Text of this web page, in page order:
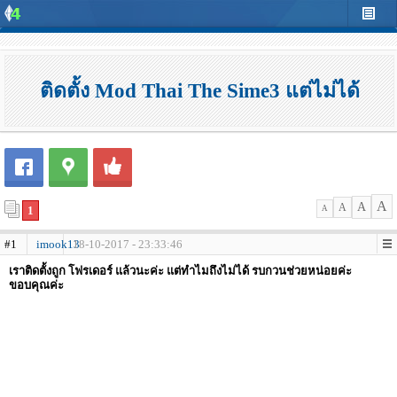
ติดตั้ง Mod Thai The Sime3 แต่ไม่ได้
1 A A A A
#1 imook1318-10-2017 - 23:33:46
เราติดตั้งถูก โฟรเดอร์ แล้วนะค่ะ แต่ทำไมถึงไม่ได้ รบกวนช่วยหน่อยค่ะ
ขอบคุณค่ะ